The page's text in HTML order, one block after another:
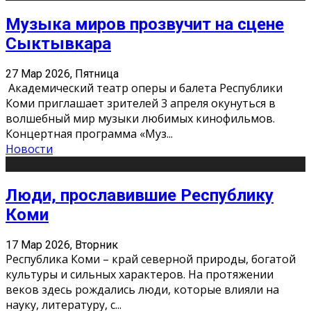
Музыка миров прозвучит на сцене
Сыктывкара
27 Мар 2026, Пятница
Академический театр оперы и балета Республики
Коми приглашает зрителей 3 апреля окунуться в
волшебный мир музыки любимых кинофильмов.
Концертная программа «Муз...
Новости
Люди, прославившие Республику
Коми
17 Мар 2026, Вторник
Республика Коми – край северной природы, богатой
культуры и сильных характеров. На протяжении
веков здесь рождались люди, которые влияли на
науку, литературу, с...